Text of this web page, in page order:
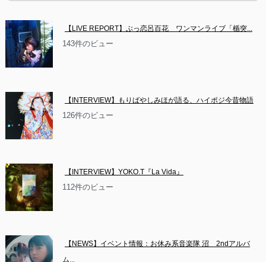
【LIVE REPORT】ぶっ恋呂百花　ワンマンライブ「楯突...
143件のビュー
【INTERVIEW】もりばやしみほが語る、ハイポジ今昔物語
126件のビュー
【INTERVIEW】YOKO.T『La Vida』
112件のビュー
【NEWS】イベント情報：お休み系音楽隊 沼　2ndアルバ
ム...